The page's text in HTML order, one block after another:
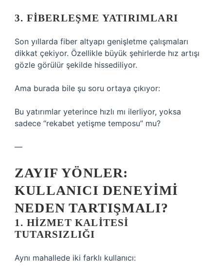
3. FIBERLEŞME YATIRIMLARI
Son yıllarda fiber altyapı genişletme çalışmaları
dikkat çekiyor. Özellikle büyük şehirlerde hız artışı
gözle görülür şekilde hissediliyor.
Ama burada bile şu soru ortaya çıkıyor:
Bu yatırımlar yeterince hızlı mı ilerliyor, yoksa
sadece “rekabet yetişme temposu” mu?
—
ZAYIF YÖNLER:
KULLANICI DENEYIMI
NEDEN TARTIŞMALI?
1. HIZMET KALITESI
TUTARSIZLIĞI
Aynı mahallede iki farklı kullanıcı: